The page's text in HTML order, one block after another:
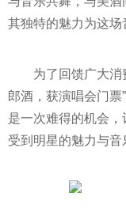
其独特的魅力为这场
为了回馈广大消
郎酒，获演唱会门
是一次难得的机会
受到明星的魅力与音